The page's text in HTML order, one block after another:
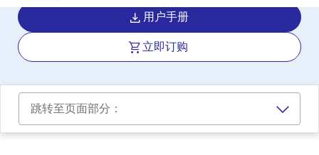
用户手册
立即订购
跳转至页面部分：